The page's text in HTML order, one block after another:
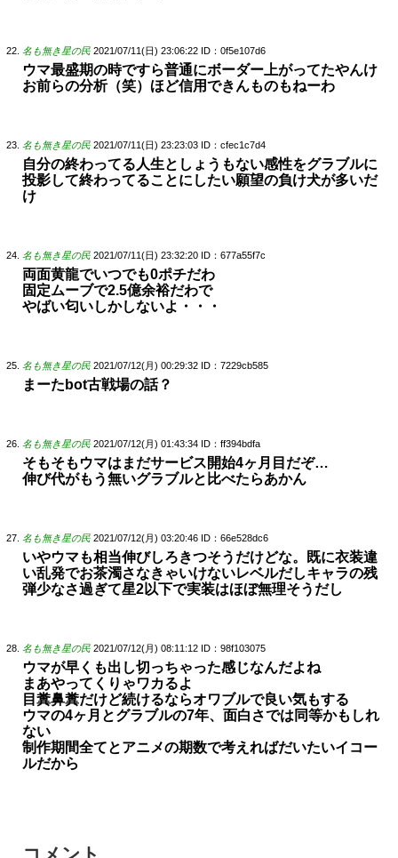
名も無き星の民 2021/07/11(日) 23:06:22 ID：0f5e107d6
ウマ最盛期の時ですら普通にボーダー上がってたやんけ
お前らの分析（笑）ほど信用できんものもねーわ
名も無き星の民 2021/07/11(日) 23:23:03 ID：cfec1c7d4
自分の終わってる人生としょうもない感性をグラブルに
投影して終わってることにしたい願望の負け犬が多いだ
け
名も無き星の民 2021/07/11(日) 23:32:20 ID：677a55f7c
両面黄龍でいつでも0ポチだわ
固定ムーブで2.5億余裕だわで
やばい匂いしかしないよ・・・
名も無き星の民 2021/07/12(月) 00:29:32 ID：7229cb585
まーたbot古戦場の話？
名も無き星の民 2021/07/12(月) 01:43:34 ID：ff394bdfa
そもそもウマはまだサービス開始4ヶ月目だぞ…
伸び代がもう無いグラブルと比べたらあかん
名も無き星の民 2021/07/12(月) 03:20:46 ID：66e528dc6
いやウマも相当伸びしろきつそうだけどな。既に衣装違
い乱発でお茶濁さなきゃいけないレベルだしキャラの残
弾少なさ過ぎて星2以下で実装はほぼ無理そうだし
名も無き星の民 2021/07/12(月) 08:11:12 ID：98f103075
ウマが早くも出し切っちゃった感じなんだよね
まあやってくりゃワカるよ
目糞鼻糞だけど続けるならオワブルで良い気もする
ウマの4ヶ月とグラブルの7年、面白さでは同等かもしれ
ない
制作期間全てとアニメの期数で考えればだいたいイコー
ルだから